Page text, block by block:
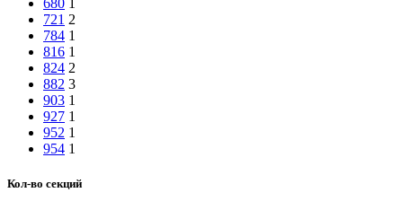
721 2
784 1
816 1
824 2
882 3
903 1
927 1
952 1
954 1
Кол-во секций